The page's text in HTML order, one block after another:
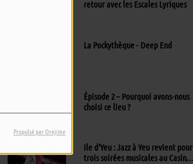
Propulsé par Orejime
retour avec les Escales Lyriques
La Pockythèque - Deep End
Épisode 2 – Pourquoi avons-nous
choisi ce lieu ?
Ile d’Yeu : Jazz à Yeu revient pour
trois soirées musicales au Casino,